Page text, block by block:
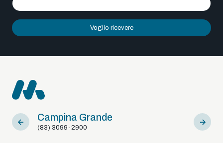
Voglio ricevere
Campina Grande
(83) 3099-2900
Sousa
(83)